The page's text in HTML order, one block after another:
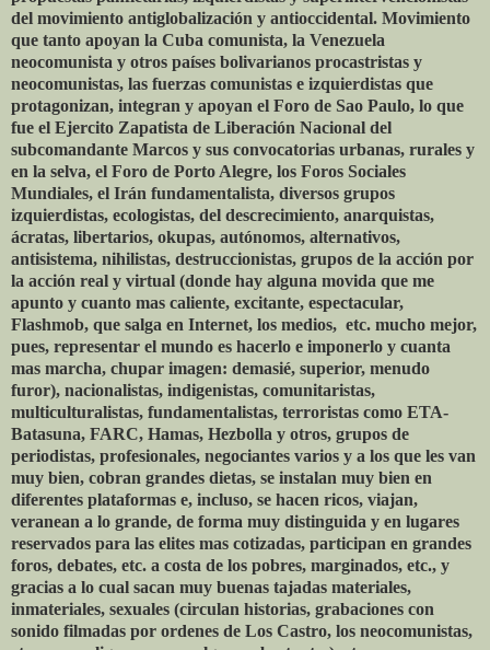
del movimiento antiglobalización y antioccidental. Movimiento
que tanto apoyan la Cuba comunista, la Venezuela
neocomunista y otros países bolivarianos procastristas y
neocomunistas, las fuerzas comunistas e izquierdistas que
protagonizan, integran y apoyan el Foro de Sao Paulo, lo que
fue el Ejercito Zapatista de Liberación Nacional del
subcomandante Marcos y sus convocatorias urbanas, rurales y
en la selva, el Foro de Porto Alegre, los Foros Sociales
Mundiales, el Irán fundamentalista, diversos grupos
izquierdistas, ecologistas, del descrecimiento, anarquistas,
ácratas, libertarios, okupas, autónomos, alternativos,
antisistema, nihilistas, destruccionistas, grupos de la acción por
la acción real y virtual (donde hay alguna movida que me
apunto y cuanto mas caliente, excitante, espectacular,
Flashmob, que salga en Internet, los medios, etc. mucho mejor,
pues, representar el mundo es hacerlo e imponerlo y cuanta
mas marcha, chupar imagen: demasié, superior, menudo
furor), nacionalistas, indigenistas, comunitaristas,
multiculturalistas, fundamentalistas, terroristas como ETA-
Batasuna, FARC, Hamas, Hezbolla y otros, grupos de
periodistas, profesionales, negociantes varios y a los que les van
muy bien, cobran grandes dietas, se instalan muy bien en
diferentes plataformas e, incluso, se hacen ricos, viajan,
veranean a lo grande, de forma muy distinguida y en lugares
reservados para las elites mas cotizadas, participan en grandes
foros, debates, etc. a costa de los pobres, marginados, etc., y
gracias a lo cual sacan muy buenas tajadas materiales,
inmateriales, sexuales (circulan historias, grabaciones con
sonido filmadas por ordenes de Los Castro, los neocomunistas,